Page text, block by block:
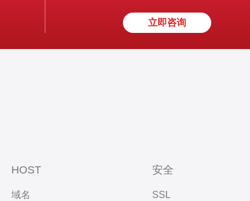
立即咨询
HOST
域名
安全
SSL